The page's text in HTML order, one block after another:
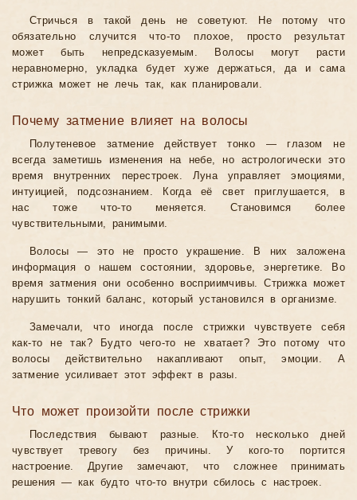
Стричься в такой день не советуют. Не потому что
обязательно случится что-то плохое, просто результат
может быть непредсказуемым. Волосы могут расти
неравномерно, укладка будет хуже держаться, да и сама
стрижка может не лечь так, как планировали.
Почему затмение влияет на волосы
Полутеневое затмение действует тонко — глазом не
всегда заметишь изменения на небе, но астрологически это
время внутренних перестроек. Луна управляет эмоциями,
интуицией, подсознанием. Когда её свет приглушается, в
нас тоже что-то меняется. Становимся более
чувствительными, ранимыми.
Волосы — это не просто украшение. В них заложена
информация о нашем состоянии, здоровье, энергетике. Во
время затмения они особенно восприимчивы. Стрижка может
нарушить тонкий баланс, который установился в организме.
Замечали, что иногда после стрижки чувствуете себя
как-то не так? Будто чего-то не хватает? Это потому что
волосы действительно накапливают опыт, эмоции. А
затмение усиливает этот эффект в разы.
Что может произойти после стрижки
Последствия бывают разные. Кто-то несколько дней
чувствует тревогу без причины. У кого-то портится
настроение. Другие замечают, что сложнее принимать
решения — как будто что-то внутри сбилось с настроек.